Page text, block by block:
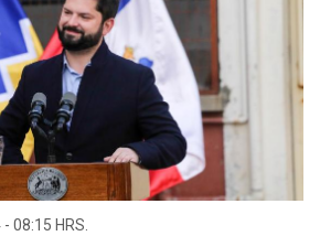
08:15 HRS.